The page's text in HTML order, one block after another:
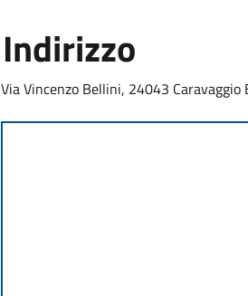
Indirizzo
Via Vincenzo Bellini, 24043 Caravaggio